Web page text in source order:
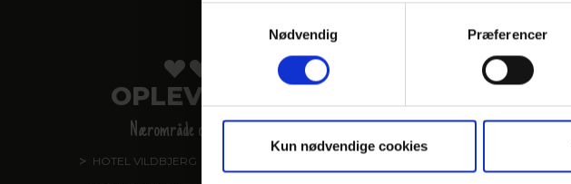
Nødvendig
Præferencer
Kun nødvendige cookies
OPLEVELSER
Nærområde og oplevelser
HOTEL VILDBJERG
Gastronomi og naturen